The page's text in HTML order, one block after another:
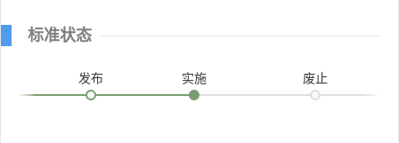
标准状态
发布 实施 废止